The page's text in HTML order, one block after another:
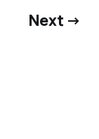
Next →